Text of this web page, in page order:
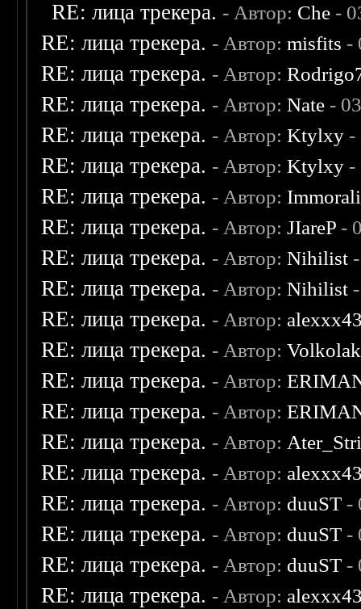
RE: лица трекера. - Автор: Che -
RE: лица трекера. - Автор:misfits -
RE: лица трекера. - Автор:
RE: лица трекера. - Автор:Nate -
RE: лица трекера. - Автор:Ktylxy -
RE: лица трекера. - Автор:Ktylxy -
RE: лица трекера. - Автор:
RE: лица трекера. - Автор:JIareP -
RE: лица трекера. - Автор:Nihilist
RE: лица трекера. - Автор:Nihilist
RE: лица трекера. - Автор:
RE: лица трекера. - Автор:Volkolak
RE: лица трекера. - Автор:
RE: лица трекера. - Автор:
RE: лица трекера. - Автор:
RE: лица трекера. - Автор:
RE: лица трекера. - Автор: duuST -
RE: лица трекера. - Автор: duuST -
RE: лица трекера. - Автор: duuST -
RE: лица трекера. - Автор: